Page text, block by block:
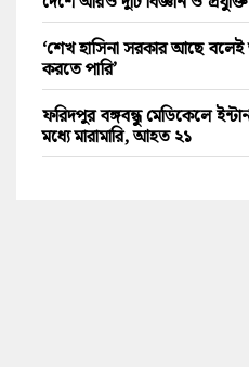
‘শেখ হাসিনা সরকার আছে
করতে পারি’
ফরিদপুর বঙ্গবন্ধু মেডিকেলে
মধ্যে মারামারি, আহত ২১